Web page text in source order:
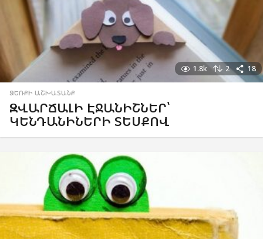
1.8k 2 18
ՁԵՌՔԻ ԱՇԽԱՏԱՆՔ
ԶՎԱՐՃԱԼԻ ԷՋԱՆԻՇՆԵՐ՝
ԿԵՆԴԱՆԻՆԵՐԻ ՏԵՍՔՈՎ